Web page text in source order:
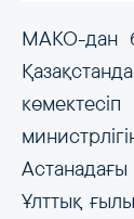
MAKO-дан
Ұлттық